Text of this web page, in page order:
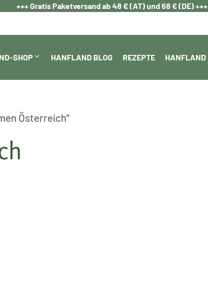
+++ Gratis Paketversand ab 48 € (AT) und 68 € (DE) +++
SHOP HANFLAND BLOG REZEPTE HANFLAND
Österreich“